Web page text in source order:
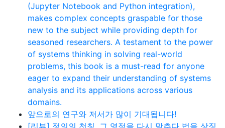
(Jupyter Notebook and Python integration),
makes complex concepts graspable for those
new to the subject while providing depth for
seasoned researchers. A testament to the power
of systems thinking in solving real-world
problems, this book is a must-read for anyone
eager to expand their understanding of systems
analysis and its applications across various
domains.
앞으로의 연구와 저서가 많이 기대됩니다!
[리뷰] 정의의 천칭, 그 영점을 다시 맞추다 법을 상징